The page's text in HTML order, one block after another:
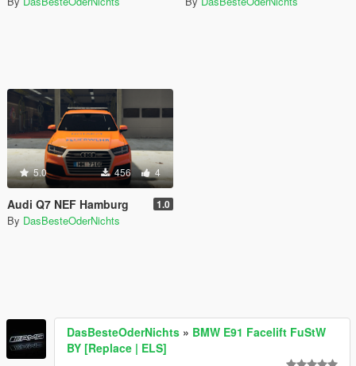
5.0 456 4
Audi Q7 NEF Hamburg 1.0
By DasBesteOderNichts
DasBesteOderNichts » BMW E91 Facelift FuStW
BY [Replace | ELS]